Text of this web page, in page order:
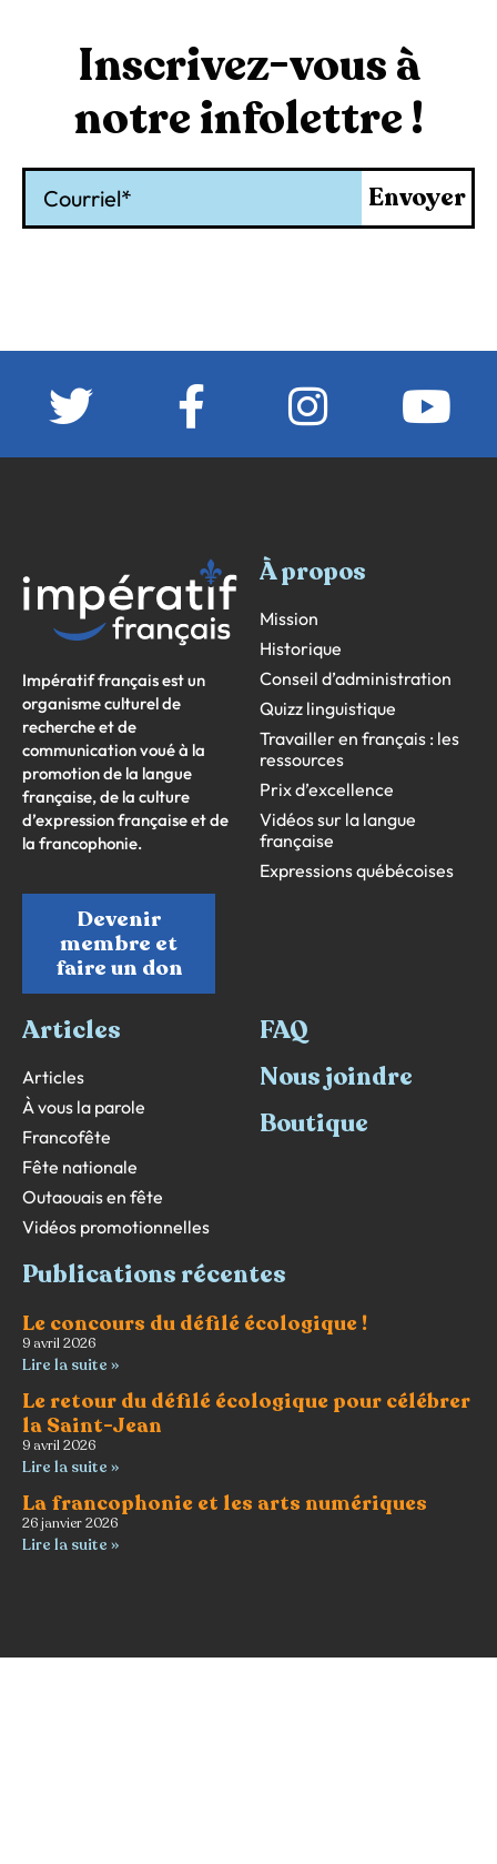
Inscrivez-vous à
notre infolettre !
Envoyer
Impératif français est un
organisme culturel de
recherche et de
communication voué à la
promotion de la langue
française, de la culture
d’expression française et de
la francophonie.
Devenir
membre et
faire un don
À propos
Mission
Historique
Conseil d’administration
Quizz linguistique
Travailler en français : les
ressources
Prix d’excellence
Vidéos sur la langue
française
Expressions québécoises
Articles
Articles
À vous la parole
Francofête
Fête nationale
Outaouais en fête
Vidéos promotionnelles
FAQ
Nous joindre
Boutique
Publications récentes
Le concours du défilé écologique !
9 avril 2026
Lire la suite »
Le retour du défilé écologique pour célébrer
la Saint-Jean
9 avril 2026
Lire la suite »
La francophonie et les arts numériques
26 janvier 2026
Lire la suite »